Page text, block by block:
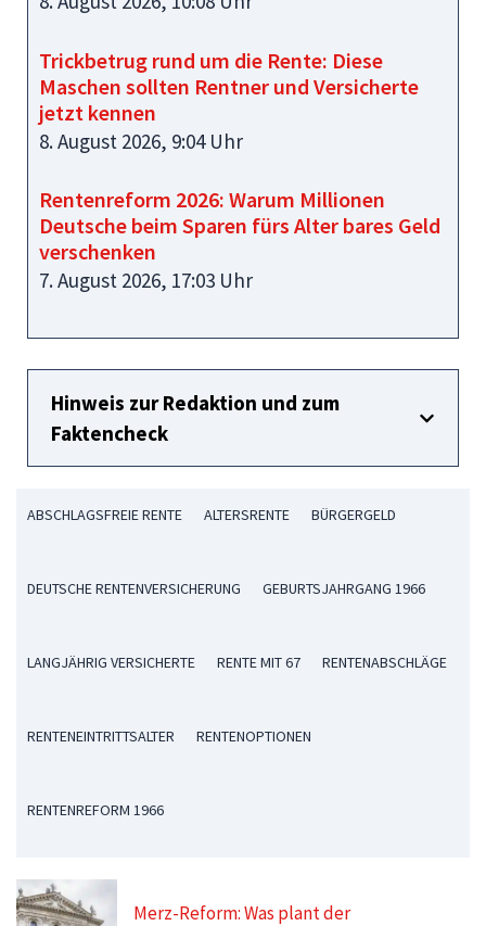
Trickbetrug rund um die Rente: Diese
Maschen sollten Rentner und Versicherte
jetzt kennen
8. August 2026, 9:04 Uhr
Rentenreform 2026: Warum Millionen
Deutsche beim Sparen fürs Alter bares Geld
verschenken
7. August 2026, 17:03 Uhr
Hinweis zur Redaktion und zum
Faktencheck
ABSCHLAGSFREIE RENTE ALTERSRENTE BÜRGERGELD
DEUTSCHE RENTENVERSICHERUNG GEBURTSJAHRGANG 1966
LANGJÄHRIG VERSICHERTE RENTE MIT 67 RENTENABSCHLÄGE
RENTENEINTRITTSALTER RENTENOPTIONEN
RENTENREFORM 1966
Merz-Reform: Was plant der